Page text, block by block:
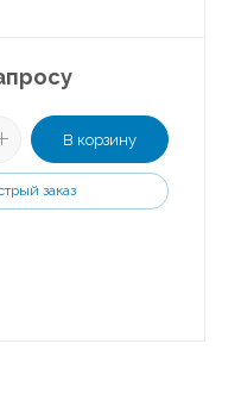
В корзину
заказ